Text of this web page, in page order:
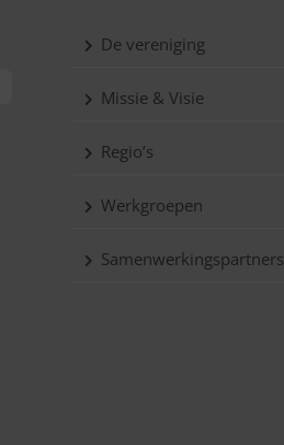
De vereniging
Missie & Visie
Regio’s
Werkgroepen
Samenwerkingspartners